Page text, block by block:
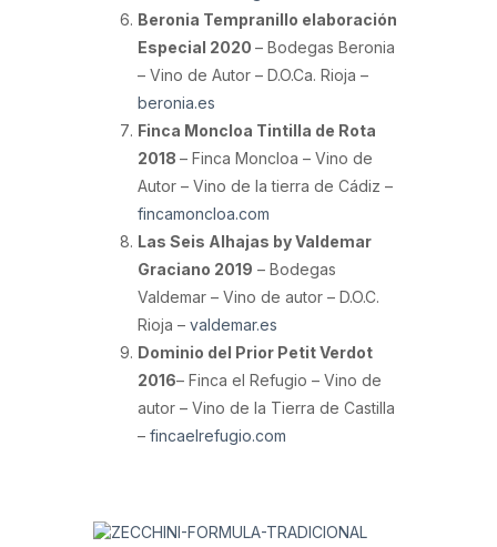
Beronia Tempranillo elaboración
Especial 2020 – Bodegas Beronia
– Vino de Autor – D.O.Ca. Rioja –
beronia.es
Finca Moncloa Tintilla de Rota
2018 – Finca Moncloa – Vino de
Autor – Vino de la tierra de Cádiz –
fincamoncloa.com
Las Seis Alhajas by Valdemar
Graciano 2019 – Bodegas
Valdemar – Vino de autor – D.O.C.
Rioja – valdemar.es
Dominio del Prior Petit Verdot
2016– Finca el Refugio – Vino de
autor – Vino de la Tierra de Castilla
– fincaelrefugio.com